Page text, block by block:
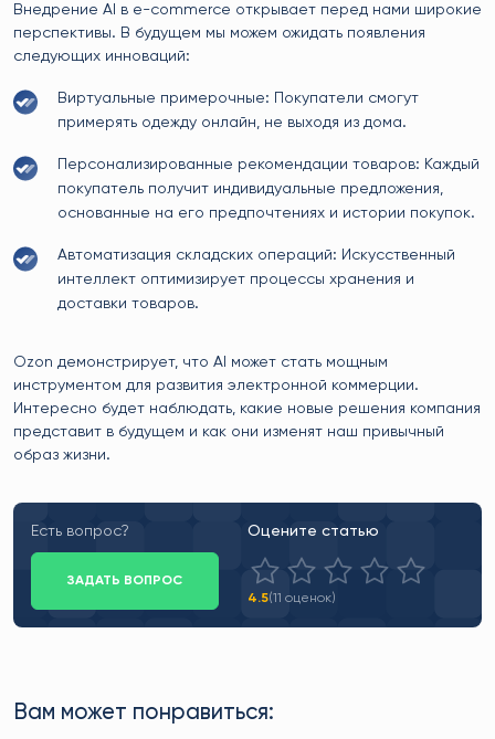
Внедрение AI в e-commerce открывает перед нами широкие
перспективы. В будущем мы можем ожидать появления
следующих инноваций:
Виртуальные примерочные: Покупатели смогут
примерять одежду онлайн, не выходя из дома.
Персонализированные рекомендации товаров: Каждый
покупатель получит индивидуальные предложения,
основанные на его предпочтениях и истории покупок.
Автоматизация складских операций: Искусственный
интеллект оптимизирует процессы хранения и
доставки товаров.
Ozon демонстрирует, что AI может стать мощным
инструментом для развития электронной коммерции.
Интересно будет наблюдать, какие новые решения компания
представит в будущем и как они изменят наш привычный
образ жизни.
Есть вопрос?
ЗАДАТЬ ВОПРОС
Оцените статью
4.5(11 оценок)
Вам может понравиться: